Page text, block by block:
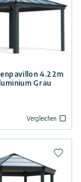
4.22m
Grau
Vergleichen
Zur